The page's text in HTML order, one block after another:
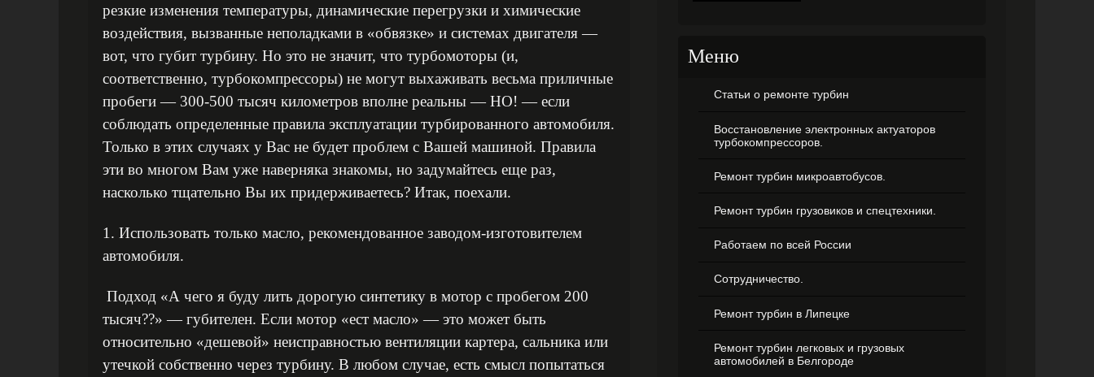
резкие изменения температуры, динамические перегрузки и химические
воздействия, вызванные неполадками в «обвязке» и системах двигателя —
вот, что губит турбину. Но это не значит, что турбомоторы (и,
соответственно, турбокомпрессоры) не могут выхаживать весьма приличные
пробеги — 300-500 тысяч километров вполне реальны — НО! — если
соблюдать определенные правила эксплуатации турбированного автомобиля.
Только в этих случаях у Вас не будет проблем с Вашей машиной. Правила
эти во многом Вам уже наверняка знакомы, но задумайтесь еще раз,
насколько тщательно Вы их придерживаетесь? Итак, поехали.
1. Использовать только масло, рекомендованное заводом-изготовителем
автомобиля.
Подход «А чего я буду лить дорогую синтетику в мотор с пробегом 200
тысяч??» — губителен. Если мотор «ест масло» — это может быть
относительно «дешевой» неисправностью вентиляции картера, сальника или
утечкой собственно через турбину. В любом случае, есть смысл попытаться
Меню
Статьи о ремонте турбин
Восстановление электронных актуаторов
турбокомпрессоров.
Ремонт турбин микроавтобусов.
Ремонт турбин грузовиков и спецтехники.
Работаем по всей России
Сотрудничество.
Ремонт турбин в Липецке
Ремонт турбин легковых и грузовых
автомобилей в Белгороде